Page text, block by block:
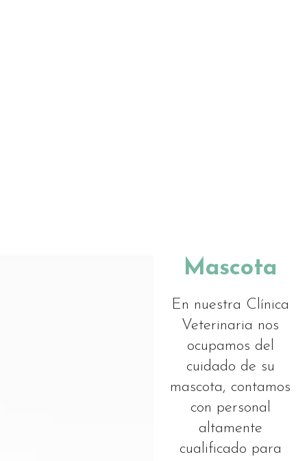
Mascota
En nuestra Clínica
Veterinaria nos
ocupamos del
cuidado de su
mascota, contamos
con personal
altamente
cualificado para